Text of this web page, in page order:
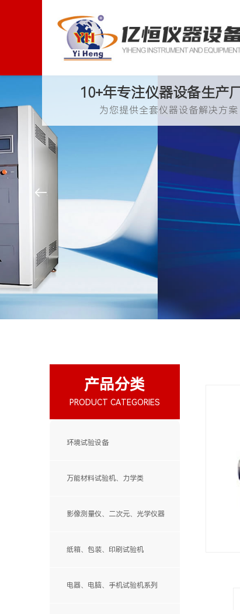
10+年专注仪器设备生产
为您提供全套仪器设备解决方案

产品分类
PRODUCT CATEGORIES
环境试验设备
万能材料试验机、力学类
影像测量仪、二次元、光学仪器
自动影像测量仪
纸箱、包装、印刷试验机
电器、电脑、手机试验机系列